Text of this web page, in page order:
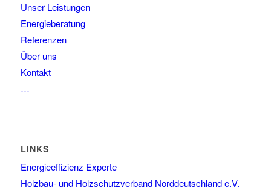
Unser Leistungen
Energieberatung
Referenzen
Über uns
Kontakt
…
LINKS
Energieeffizienz Experte
Holzbau- und Holzschutzverband Norddeutschland e.V.